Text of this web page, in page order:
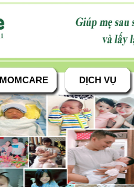
MOMCARE DỊCH VỤ